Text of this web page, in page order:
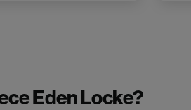
Eden Locke?